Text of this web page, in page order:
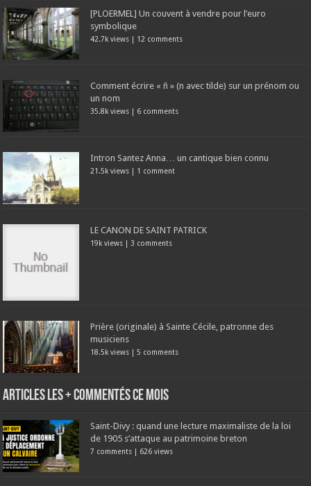
[PLOERMEL] Un couvent à vendre pour l’euro
symbolique
42.7k views | 12 comments
Comment écrire « ñ » (n avec tilde) sur un prénom ou
un nom
35.8k views | 6 comments
Intron Santez Anna… un cantique bien connu
21.5k views | 1 comment
LE CANON DE SAINT PATRICK
19k views | 3 comments
Prière (originale) à Sainte Cécile, patronne des
musiciens
18.5k views |5 comments
Articles les + commentés ce mois
Saint-Divy : quand une lecture maximaliste de la loi
de 1905 s’attaque au patrimoine breton
7 comments | 626 views